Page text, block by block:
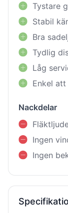
Tystare
Stabil
Bra
Tydlig
Låg
Enkel
Nackdelar
Ingen
Ingen